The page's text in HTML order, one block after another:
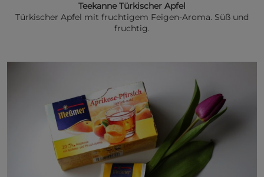
Teekanne Türkischer Apfel
Türkischer Apfel mit fruchtigem Feigen-Aroma. Süß und
fruchtig.